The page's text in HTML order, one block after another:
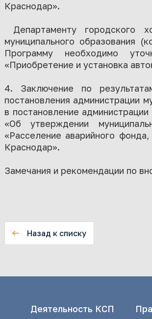
Краснодар».
Департаменту городского
муниципального образования
Программу необходимо
«Приобретение и установка
4. Заключение по
постановления администрации
в постановление
«Об утверждении
«Расселение аварийного
Краснодар».
Замечания и рекомендации по
Назад к списку
Деятельность КСП